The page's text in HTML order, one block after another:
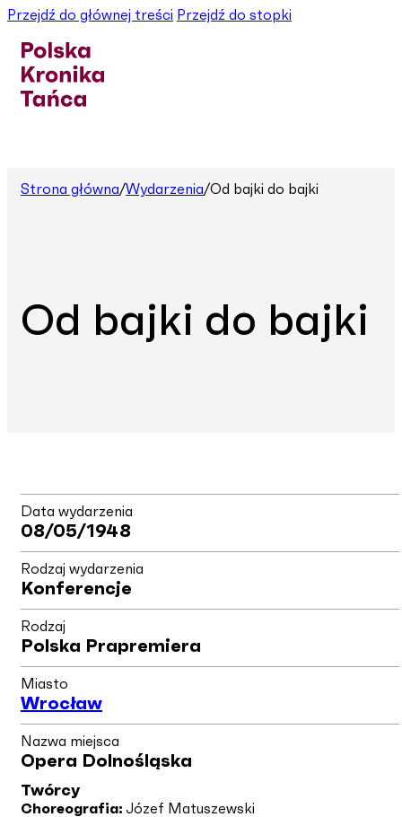
Przejdź do głównej treści Przejdź do stopki
Strona główna/Wydarzenia/Od bajki do bajki
Od bajki do bajki
Data wydarzenia
08/05/1948
Rodzaj wydarzenia
Konferencje
Rodzaj
Polska Prapremiera
Miasto
Wrocław
Nazwa miejsca
Opera Dolnośląska
Twórcy
Choreografia: Józef Matuszewski